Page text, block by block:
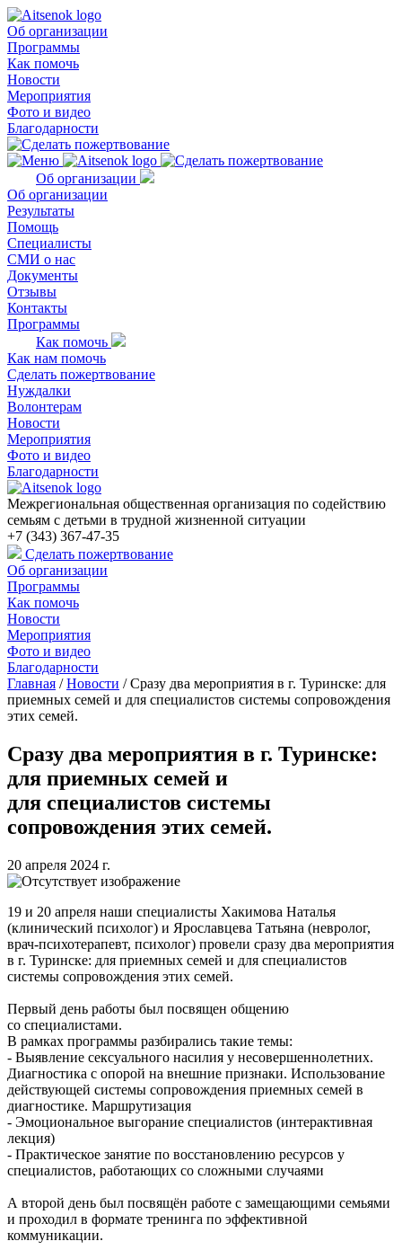
Об организации
Программы
Как помочь
Новости
Мероприятия
Фото и видео
Благодарности
Об организации
Об организации
Результаты
Помощь
Специалисты
СМИ о нас
Документы
Отзывы
Контакты
Программы
Как помочь
Как нам помочь
Сделать пожертвование
Нуждалки
Волонтерам
Новости
Мероприятия
Фото и видео
Благодарности
Межрегиональная общественная организация по содействию
семьям с детьми в трудной жизненной ситуации
+7 (343) 367-47-35
Сделать пожертвование
Об организации
Программы
Как помочь
Новости
Мероприятия
Фото и видео
Благодарности
Главная /Новости /Сразу два мероприятия в г. Туринске: для
приемных семей и для специалистов системы сопровождения
этих семей.
Сразу два мероприятия в г. Туринске:
для приемных семей и
для специалистов системы
сопровождения этих семей.
20 апреля 2024 г.
19 и 20 апреля наши специалисты Хакимова Наталья
(клинический психолог) и Ярославцева Татьяна (невролог,
врач-психотерапевт, психолог) провели сразу два мероприятия
в г. Туринске: для приемных семей и для специалистов
системы сопровождения этих семей.
Первый день работы был посвящен общению
со специалистами.
В рамках программы разбирались такие темы:
- Выявление сексуального насилия у несовершеннолетних.
Диагностика с опорой на внешние признаки. Использование
действующей системы сопровождения приемных семей в
диагностике. Маршрутизация
- Эмоциональное выгорание специалистов (интерактивная
лекция)
- Практическое занятие по восстановлению ресурсов у
специалистов, работающих со сложными случаями
А второй день был посвящён работе с замещающими семьями
и проходил в формате тренинга по эффективной
коммуникации.